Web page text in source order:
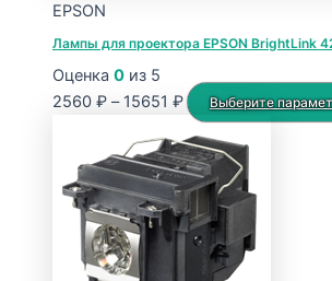
EPSON
Лампы для проектора EPSON BrightLink
Оценка 0 из 5
2560 ₽ – 15651 ₽Диапазон
цен:
2560 ₽
–
15651 ₽
Выберите